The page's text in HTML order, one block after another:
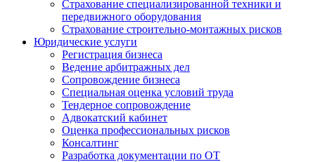
Страхование специализированной техники и
передвижного оборудования
Страхование строительно-монтажных рисков
Юридические услуги
Регистрация бизнеса
Ведение арбитражных дел
Сопровождение бизнеса
Специальная оценка условий труда
Тендерное сопровождение
Адвокатский кабинет
Оценка профессиональных рисков
Консалтинг
Разработка документации по ОТ